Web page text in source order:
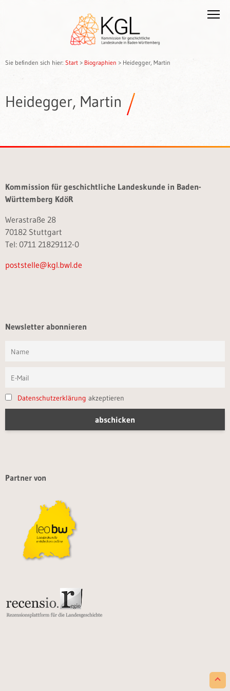
Sie befinden sich hier: Start > Biographien > Heidegger, Martin
Heidegger, Martin
Kommission für geschichtliche Landeskunde in Baden-
Württemberg KdöR
Werastraße 28
70182 Stuttgart
Tel: 0711 21829112-0
poststelle@kgl.bwl.de
Newsletter abonnieren
Datenschutzerklärung akzeptieren
Partner von